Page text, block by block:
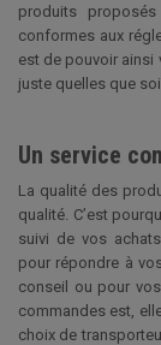
produits
conformes aux
est de pouvoir ainsi
juste quelles que
Un service
La qualité des
qualité. C’est
suivi de vos
pour répondre à
conseil ou pour
commandes est,
choix de